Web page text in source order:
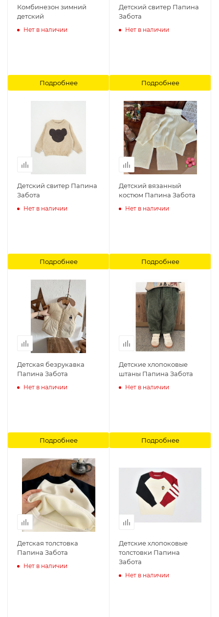
Комбинезон зимний
детский
Нет в наличии
Подробнее
Детский свитер Папина
Забота
Нет в наличии
Подробнее
Детский свитер Папина
Забота
Нет в наличии
Подробнее
Детский вязанный
костюм Папина Забота
Нет в наличии
Подробнее
Детская безрукавка
Папина Забота
Нет в наличии
Подробнее
Детские хлопоковые
штаны Папина Забота
Нет в наличии
Подробнее
Детская толстовка
Папина Забота
Нет в наличии
Детские хлопоковые
толстовки Папина
Забота
Нет в наличии